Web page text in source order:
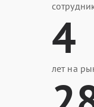
4
лет на